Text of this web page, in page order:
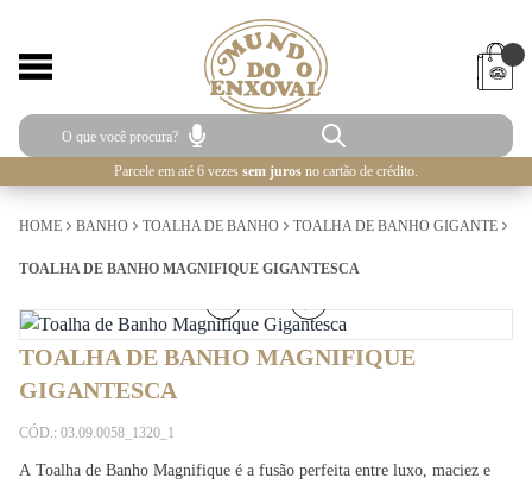
Parcele em até 6 vezes sem juros no cartão de crédito.
HOME BANHO TOALHA DE BANHO TOALHA DE BANHO GIGANTE
TOALHA DE BANHO MAGNIFIQUE GIGANTESCA
TOALHA DE BANHO MAGNIFIQUE
GIGANTESCA
CÓD.: 03.09.0058_1320_1
A Toalha de Banho Magnifique é a fusão perfeita entre luxo, maciez e